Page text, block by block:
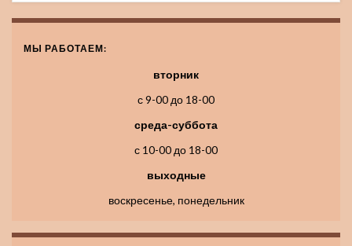
МЫ РАБОТАЕМ:
вторник
с 9-00 до 18-00
среда-суббота
с 10-00 до 18-00
выходные
воскресенье, понедельник